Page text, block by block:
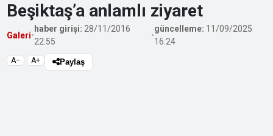
Beşiktaş’a anlamlı ziyaret
Galeri•
haber girişi: 28/11/2016
22:55
•
güncelleme: 11/09/2025
16:24
A− A+ Paylaş